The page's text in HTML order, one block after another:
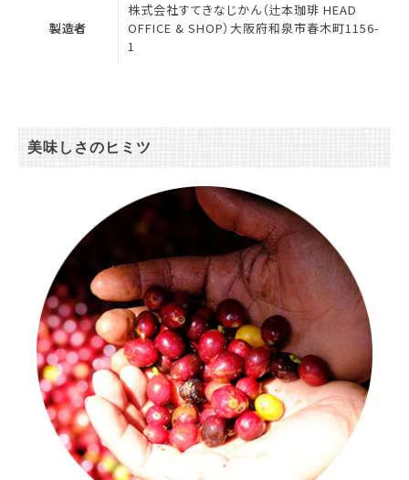
製造者
株式会社すてきなじかん（辻本珈琲 HEAD
OFFICE & SHOP）大阪府和泉市春木町1156-
1
美味しさのヒミツ